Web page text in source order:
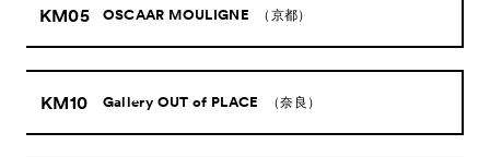
KM05 OSCAAR MOULIGNE （京都）
KM10 Gallery OUT of PLACE （奈良）